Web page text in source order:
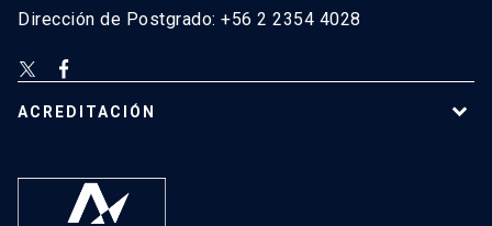
Dirección de Postgrado: +56 2 2354 4028
ACREDITACIÓN